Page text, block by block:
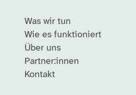
Was wir tun
Wie es funktioniert
Über uns
Partner:innen
Kontakt